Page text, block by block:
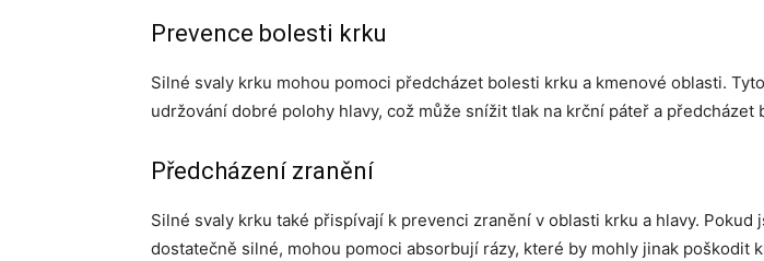
Prevence bolesti krku
Silné svaly krku mohou pomoci předcházet bolesti krku a kmenové oblasti.
udržování dobré polohy hlavy, což může snížit tlak na krční páteř a předcházet
Předcházení zranění
Silné svaly krku také přispívají k prevenci zranění v oblasti krku a hlavy. Pokud
dostatečně silné, mohou pomoci absorbují rázy, které by mohly jinak poškodit